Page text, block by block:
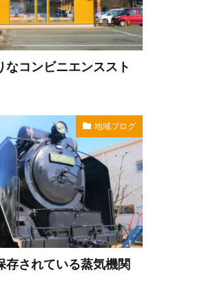
なコンビニエンススト
地域ブログ
存されている蒸気機関